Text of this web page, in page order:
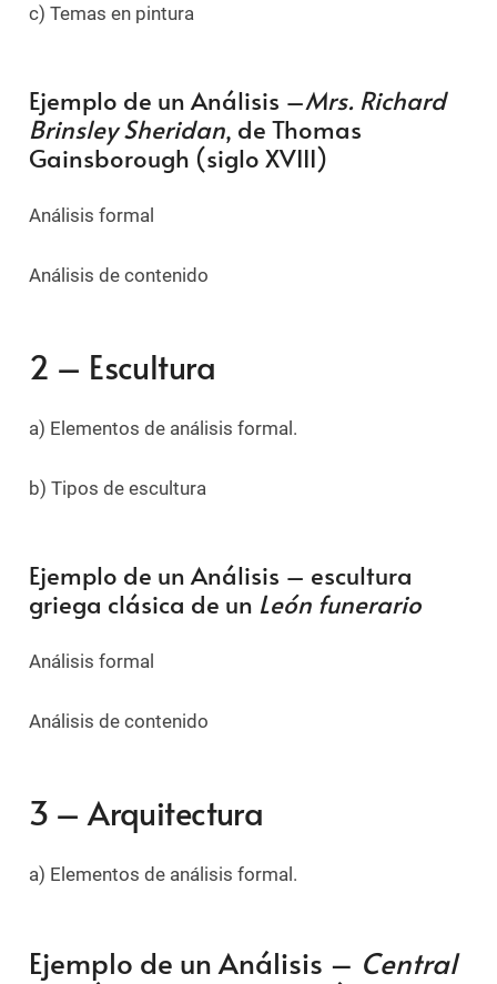
c) Temas en pintura
Ejemplo de un Análisis –Mrs. Richard
Brinsley Sheridan, de Thomas
Gainsborough (siglo XVIII)
Análisis formal
Análisis de contenido
2 – Escultura
a) Elementos de análisis formal.
b) Tipos de escultura
Ejemplo de un Análisis – escultura
griega clásica de un León funerario
Análisis formal
Análisis de contenido
3 – Arquitectura
a) Elementos de análisis formal.
Ejemplo de un Análisis – Central